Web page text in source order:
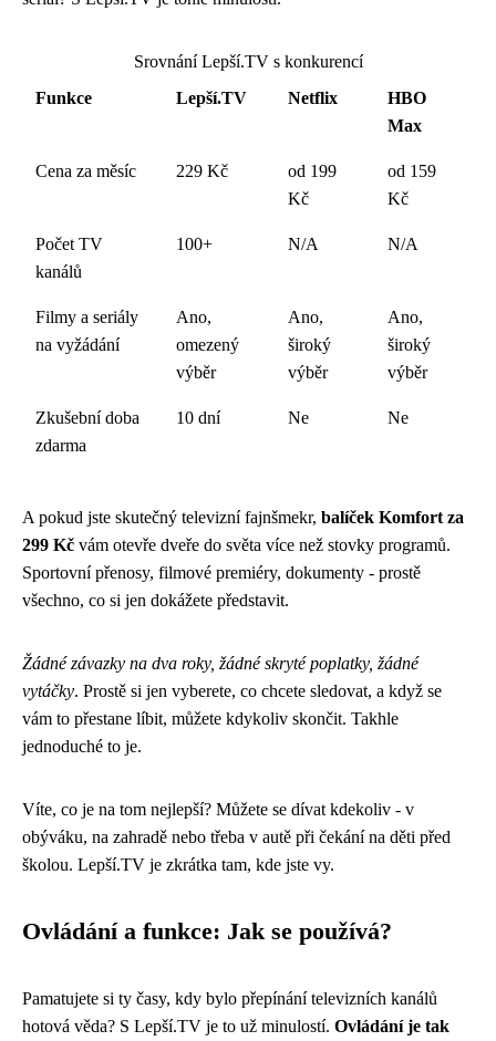
Srovnání Lepší.TV s konkurencí
Funkce
Lepší.TV Netflix
HBO
Max
Cena za měsíc 229 Kč
od 199
Kč
od 159
Kč
Počet TV
kanálů
100+ N/A N/A
Filmy a seriály
na vyžádání
Ano,
omezený
výběr
Ano,
široký
výběr
Ano,
široký
výběr
Zkušební doba
zdarma
10 dní Ne Ne
A pokud jste skutečný televizní fajnšmekr, balíček Komfort za
299 Kč vám otevře dveře do světa více než stovky programů.
Sportovní přenosy, filmové premiéry, dokumenty - prostě
všechno, co si jen dokážete představit.
Žádné závazky na dva roky, žádné skryté poplatky, žádné
vytáčky. Prostě si jen vyberete, co chcete sledovat, a když se
vám to přestane líbit, můžete kdykoliv skončit. Takhle
jednoduché to je.
Víte, co je na tom nejlepší? Můžete se dívat kdekoliv - v
obýváku, na zahradě nebo třeba v autě při čekání na děti před
školou. Lepší.TV je zkrátka tam, kde jste vy.
Ovládání a funkce: Jak se používá?
Pamatujete si ty časy, kdy bylo přepínání televizních kanálů
hotová věda? S Lepší.TV je to už minulostí. Ovládání je tak